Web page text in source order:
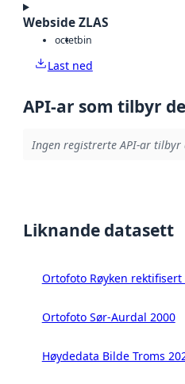
Webside ZLAS
octetbin
Last ned
API-ar som tilbyr
Ingen registrerte API-ar tilbyr
Liknande datasett
Ortofoto Røyken rektifisert
Ortofoto Sør-Aurdal 2000
Høydedata Bilde Troms